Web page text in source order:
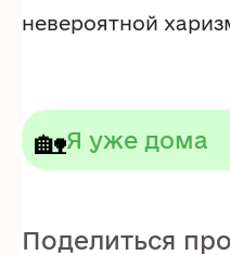
невероятной
🏡Я уже дома
Поделиться